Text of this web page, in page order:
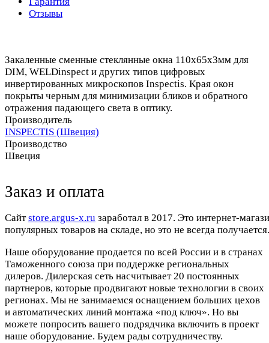
Отзывы
Закаленные сменные стеклянные окна 110x65x3мм для
DIM, WELDinspect и других типов цифровых
инвертированных микроскопов Inspectis. Края окон
покрыты черным для минимизации бликов и обратного
отражения падающего света в оптику.
Производитель
INSPECTIS (Швеция)
Производство
Швеция
Заказ и оплата
Cайтstore.argus-x.ru заработал в 2017. Это интернет-
популярных товаров на складе, но это не всегда
Наше оборудование продается по всей России и в странах
Таможенного союза при поддержке региональных
дилеров. Дилерская сеть насчитывает 20 постоянных
партнеров, которые продвигают новые технологии в своих
регионах. Мы не занимаемся оснащением больших цехов
и автоматических линий монтажа «под ключ». Но вы
можете попросить вашего подрядчика включить в проект
наше оборудование. Будем рады сотрудничеству.